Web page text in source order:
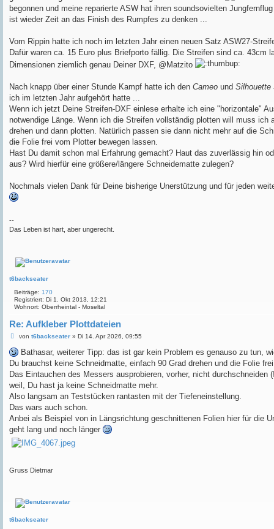
g
begonnen und meine reparierte ASW hat ihren soundsovielten
ist wieder Zeit an das Finish des Rumpfes zu denken ...
Vom Rippin hatte ich noch im letzten Jahr einen neuen Satz ASW27-
Dafür waren ca. 15 Euro plus Briefporto fällig. Die Streifen sind ca. 43cm
Dimensionen ziemlich genau Deiner DXF, @Matzito
Nach knapp über einer Stunde Kampf hatte ich den Cameo und Silhouette
ich im letzten Jahr aufgehört hatte ...
Wenn ich jetzt Deine Streifen-DXF einlese erhalte ich eine "horizontale"
notwendige Länge. Wenn ich die Streifen vollständig plotten will muss ich
drehen und dann plotten. Natürlich passen sie dann nicht mehr auf die
die Folie frei vom Plotter bewegen lassen.
Hast Du damit schon mal Erfahrung gemacht? Haut das zuverlässig hin
aus? Wird hierfür eine größere/längere Schneidematte zulegen?
Nochmals vielen Dank für Deine bisherige Unerstützung und für jeden
--
Das Leben ist hart, aber ungerecht.
t6backseater
Beiträge: 170
Registriert: Di 1. Okt 2013, 12:21
Wohnort: Oberrheintal - Moseltal
Re: Aufkleber Plottdateien
B
i
t
r
a
von t6backseater» Di 14. Apr 2026, 09:55
Bathasar, weiterer Tipp: das ist gar kein Problem es genauso zu tun,
Du brauchst keine Schneidmatte, einfach 90 Grad drehen und die Folie
Das Eintauchen des Messers ausprobieren, vorher, nicht durchschneiden
weil, Du hast ja keine Schneidmatte mehr.
Also langsam an Teststücken rantasten mit der Tiefeneinstellung.
Das wars auch schon.
Anbei als Beispiel von in Längsrichtung geschnittenen Folien hier für die
geht lang und noch länger
Gruss Dietmar
t6backseater